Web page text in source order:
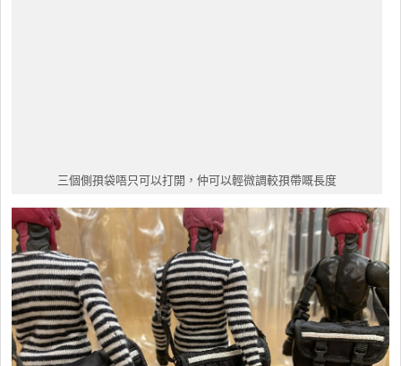
三個側孭袋唔只可以打開，仲可以輕微調較孭帶嘅長度